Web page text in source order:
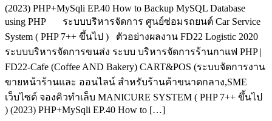
(2023) PHP+MySqli EP.40 How to Backup MySQL Database
using PHP ระบบบริหารจัดการ ศูนย์ซ่อมรถยนต์ Car Service
System ( PHP 7++ ขึ้นไป ) ตัวอย่างผลงาน FD22 Logistic 2020
ระบบบริหารจัดการขนส่ง ระบบ บริหารจัดการร้านกาแฟ PHP |
FD22-Cafe (Coffee AND Bakery) CART&POS (ระบบจัดการงาน
ขายหน้าร้านและ ออนไลน์ สำหรับร้านค้าขนาดกลาง,SME
เว็บไซต์ จองคิวทำเล็บ MANICURE SYSTEM ( PHP 7++ ขึ้นไป
) (2023) PHP+MySqli EP.40 How to […]